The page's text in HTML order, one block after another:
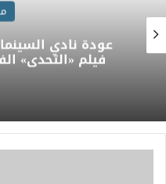
عودة نادي
فيلم «التحدي»